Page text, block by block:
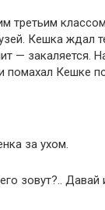
третьим
Кешка ждал
— закаляется.
помахал Кешке
за ухом.
зовут?.. Давай